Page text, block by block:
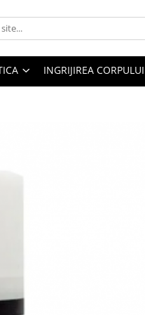
INGRIJIREA CORPULUI